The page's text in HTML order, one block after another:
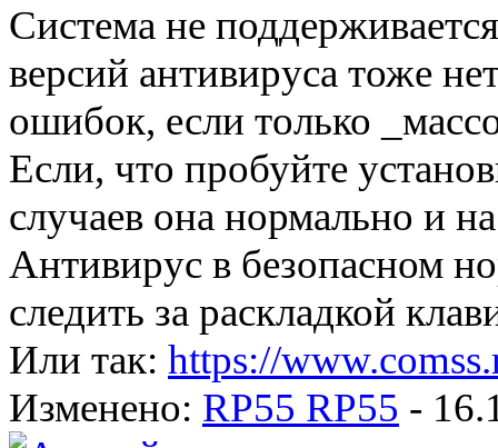
Система не
версий антивируса тоже
ошибок, если только
Если, что пробуйте
случаев она нормально и
Антивирус в безопасном
следить за раскладкой
Или так: https://
Изменено: RP55 RP55 -